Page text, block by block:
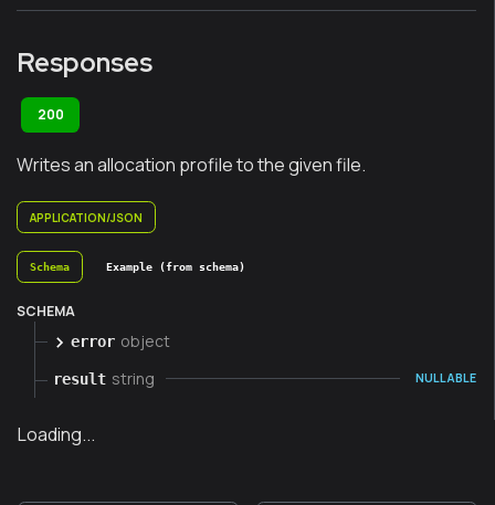
Responses
200
Writes an allocation profile to the given file.
APPLICATION/JSON
Schema Example (from schema)
SCHEMA
error object
result string NULLABLE
Loading...